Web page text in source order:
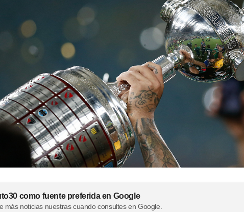
como fuente preferida en Google
más noticias nuestras cuando consultes en Google.